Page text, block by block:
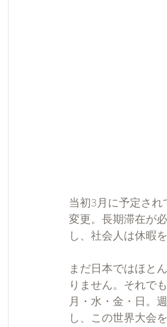
当初3月に予定さ
変更。長期滞在が
し、社会人は休暇
まだ日本ではほと
りません。それで
月・水・金・日。
し、この世界大会